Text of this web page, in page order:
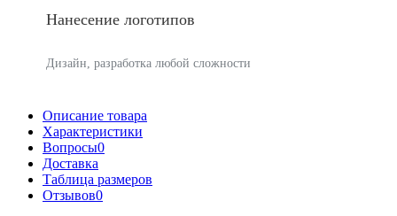
Нанесение логотипов
Дизайн, разработка любой сложности
Описание товара
Характеристики
Вопросы0
Доставка
Таблица размеров
Отзывов0